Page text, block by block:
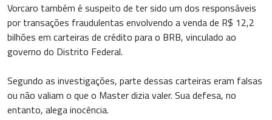
Vorcaro também é suspeito de ter sido um dos responsáveis
por transações fraudulentas envolvendo a venda de R$ 12,2
bilhões em carteiras de crédito para o BRB, vinculado ao
governo do Distrito Federal.
Segundo as investigações, parte dessas carteiras eram falsas
ou não valiam o que o Master dizia valer. Sua defesa, no
entanto, alega inocência.